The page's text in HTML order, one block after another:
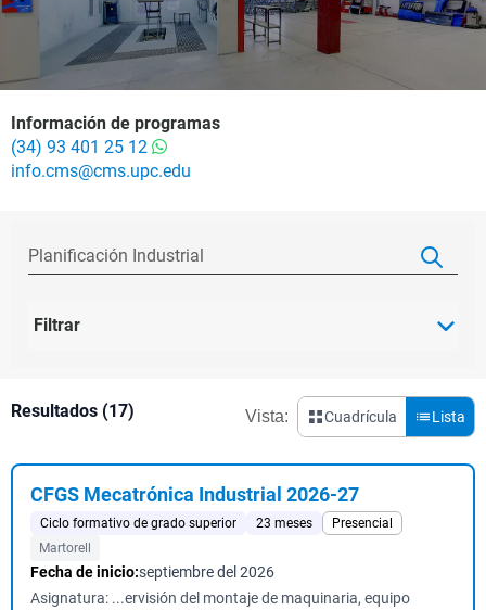
Información de programas
(34) 93 401 25 12
info.cms@cms.upc.edu
Filtrar
Resultados (17) Vista: Cuadrícula Lista
CFGS Mecatrónica Industrial 2026-27
Ciclo formativo de grado superior 23 meses
Presencial
Martorell
Fecha de inicio:septiembre del 2026
Asignatura: ...ervisión del montaje de maquinaria, equipo